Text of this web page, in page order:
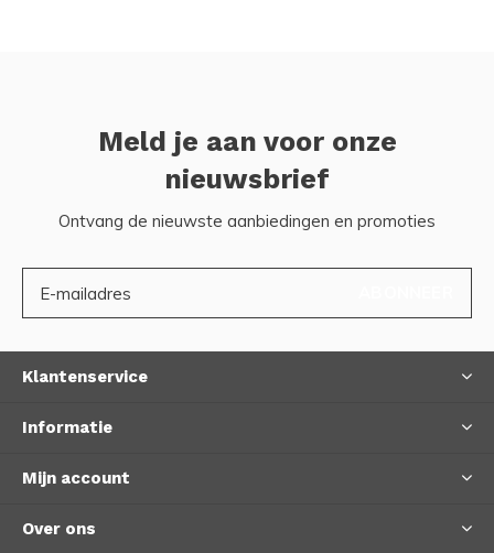
Meld je aan voor onze
nieuwsbrief
Ontvang de nieuwste aanbiedingen en promoties
Klantenservice
Informatie
Mijn account
Over ons